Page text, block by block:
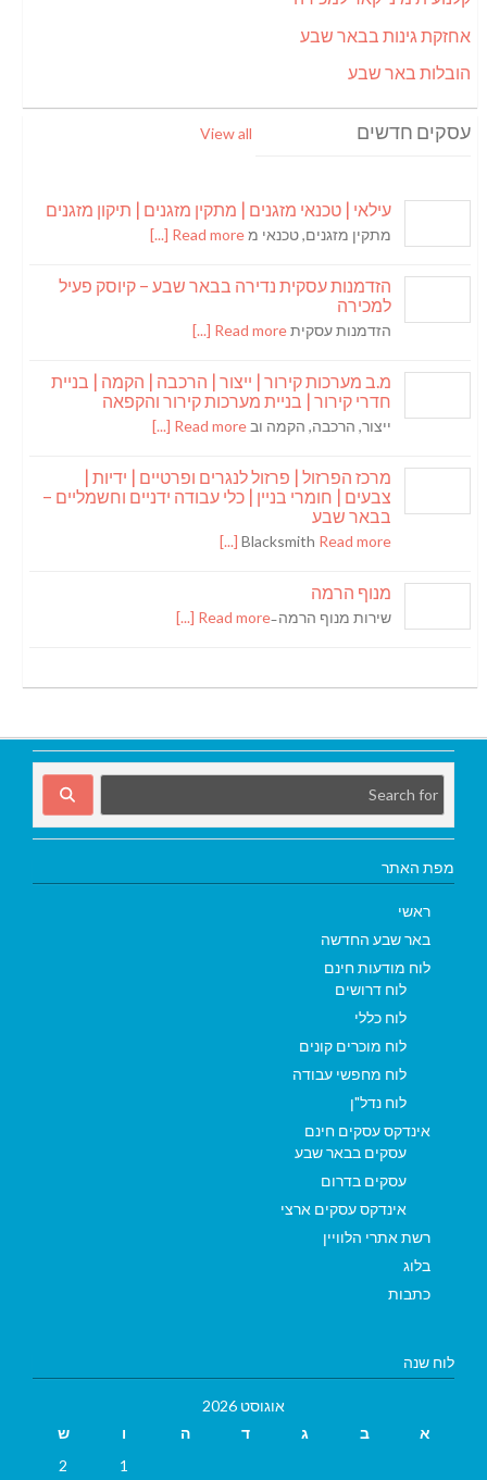
אחזקת גינות בבאר שבע
הובלות באר שבע
עסקים חדשים View all
עילאי | טכנאי מזגנים | מתקין מזגנים | תיקון מזגנים
מתקין מזגנים, טכנאי מRead more [...]
הזדמנות עסקית נדירה בבאר שבע – קיוסק פעיל
למכירה
הזדמנות עסקיתRead more [...]
מ.ב מערכות קירור | ייצור | הרכבה | הקמה | בניית
חדרי קירור | בניית מערכות קירור והקפאה
ייצור, הרכבה, הקמה וב Read more [...]
מרכז הפרזול | פרזול לנגרים ופרטיים | ידיות |
צבעים | חומרי בניין | כלי עבודה ידניים וחשמליים –
בבאר שבע
Blacksmith Read more [...]
מנוף הרמה
שירות מנוף הרמה ̵Read more [...]
מפת האתר
ראשי
באר שבע החדשה
לוח מודעות חינם
לוח דרושים
לוח כללי
לוח מוכרים קונים
לוח מחפשי עבודה
לוח נדל"ן
אינדקס עסקים חינם
עסקים בבאר שבע
עסקים בדרום
אינדקס עסקים ארצי
רשת אתרי הלוויין
בלוג
כתבות
לוח שנה
אוגוסט 2026
א
ב ג ד ה ו
ש
1
2